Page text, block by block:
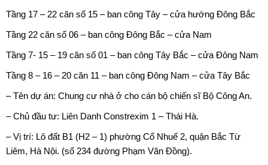
Tầng 17 – 22 căn số 15 – ban công Tây – cửa hướng Đông Bắc
Tầng 22 căn số 06 – ban công Đông Bắc – cửa Nam
Tầng 7- 15 – 19 căn số 01 – ban công Tây Bắc – cửa Đông Nam
Tầng 8 – 16 – 20 căn 11 – ban công Đông Nam – cửa Tây Bắc
– Tên dự án: Chung cư nhà ở cho cán bộ chiến sĩ Bộ Công An.
– Chủ đầu tư: Liên Danh Constrexim 1 – Thái Hà.
– Vị trí: Lô đất B1 (H2 – 1) phường Cổ Nhuế 2, quận Bắc Từ
Liêm, Hà Nội. (số 234 đường Phạm Văn Đồng).